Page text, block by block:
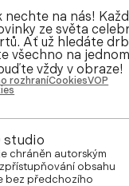
nechte na nás!
ze světa
Ať už hledáte
všechno na
vždy v obraze!
rozhraníCookiesVOP
studio
je chráněn autorským
obsahu
bez předchozího